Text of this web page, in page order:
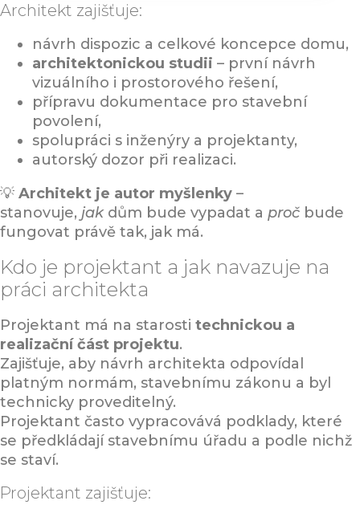
Architekt zajišťuje:
návrh dispozic a celkové koncepce domu,
architektonickou studii – první návrh
vizuálního i prostorového řešení,
přípravu dokumentace pro stavební
povolení,
spolupráci s inženýry a projektanty,
autorský dozor při realizaci.
💡 Architekt je autor myšlenky –
stanovuje, jakdům bude vypadat a proč bude
fungovat právě tak, jak má.
Kdo je projektant a jak navazuje na
práci architekta
Projektant má na starosti technickou a
realizační část projektu.
Zajišťuje, aby návrh architekta odpovídal
platným normám, stavebnímu zákonu a byl
technicky proveditelný.
Projektant často vypracovává podklady, které
se předkládají stavebnímu úřadu a podle nichž
se staví.
Projektant zajišťuje: